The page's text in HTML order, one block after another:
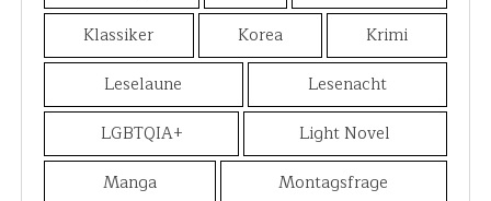
Klassiker
Korea
Krimi
Leselaune
Lesenacht
LGBTQIA+
Light Novel
Manga
Montagsfrage